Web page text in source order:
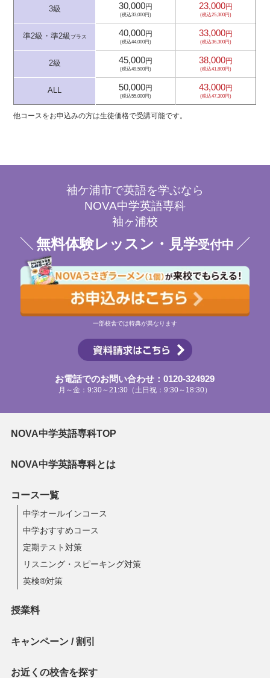
3級 30,000円
(税込33,000円)
23,000円
(税込25,300円)
準2級・準2級 プラス 40,000円
(税込44,000円)
33,000円
(税込36,300円)
2級 45,000円
(税込49,500円)
38,000円
(税込41,800円)
ALL 50,000円
(税込55,000円)
43,000円
(税込47,300円)
他コースをお申込みの方は生徒価格で受講可能です。
袖ケ浦市で英語を学ぶなら
NOVA中学英語専科
袖ヶ浦校
無料体験レッスン・見学受付中
一部校舎では特典が異なります
お電話でのお問い合わせ：0120-324929
月～金：9:30～21:30（土日祝：9:30～18:30）
NOVA中学英語専科TOP
NOVA中学英語専科とは
コース一覧
中学オールインコース
中学おすすめコース
定期テスト対策
リスニング・スピーキング対策
英検®対策
授業料
キャンペーン / 割引
お近くの校舎を探す